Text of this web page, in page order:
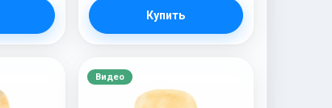
Купить
Видео